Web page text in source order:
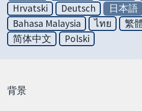
Hrvatski
Deutsch
日本語
Bahasa Malaysia
ไทย
繁
简体中文
Polski
背景